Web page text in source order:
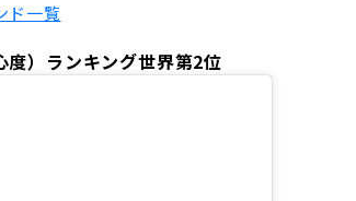
ド一覧
度）ランキング世界第2位